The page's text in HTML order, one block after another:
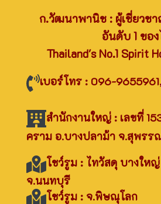
ก.วัฒนาพานิช : ผู้เชี่ยวช
อันดับ 1 ขอ
Thailand's No.1 Spirit
เบอร์โทร : 096-
สำนักงานใหญ่ : เลขที่
คราม อ.บางปลาม้า จ.สุพรร
โชว์รูม : ไทวัสดุ บางให
จ.นนทบุรี
โชว์รูม : จ.พิษณุโลก